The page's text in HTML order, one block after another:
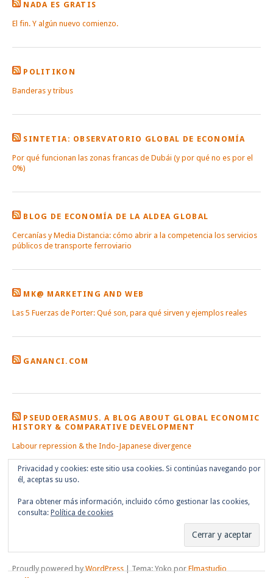
NADA ES GRATIS
El fin. Y algún nuevo comienzo.
POLITIKON
Banderas y tribus
SINTETIA: OBSERVATORIO GLOBAL DE ECONOMÍA
Por qué funcionan las zonas francas de Dubái (y por qué no es por el
0%)
BLOG DE ECONOMÍA DE LA ALDEA GLOBAL
Cercanías y Media Distancia: cómo abrir a la competencia los servicios
públicos de transporte ferroviario
MK@ MARKETING AND WEB
Las 5 Fuerzas de Porter: Qué son, para qué sirven y ejemplos reales
GANANCI.COM
PSEUDOERASMUS. A BLOG ABOUT GLOBAL ECONOMIC
HISTORY & COMPARATIVE DEVELOPMENT
Labour repression & the Indo-Japanese divergence
Proudly powered byWordPress|Tema: Yoko porElmastudio
Privacidad y cookies: este sitio usa cookies. Si continúas navegando por
él, aceptas su uso.
Para obtener más información, incluido cómo gestionar las cookies,
consulta: Política de cookies